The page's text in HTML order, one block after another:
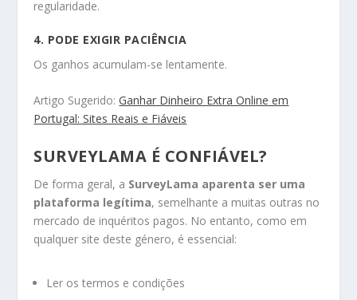
regularidade.
4. PODE EXIGIR PACIÊNCIA
Os ganhos acumulam-se lentamente.
Artigo Sugerido:Ganhar Dinheiro Extra Online em
Portugal: Sites Reais e Fiáveis
SURVEYLAMA É CONFIÁVEL?
De forma geral, a SurveyLama aparenta ser uma
plataforma legítima, semelhante a muitas outras no
mercado de inquéritos pagos. No entanto, como em
qualquer site deste género, é essencial:
Ler os termos e condições